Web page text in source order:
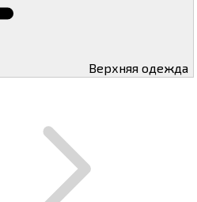
Верхняя одежда